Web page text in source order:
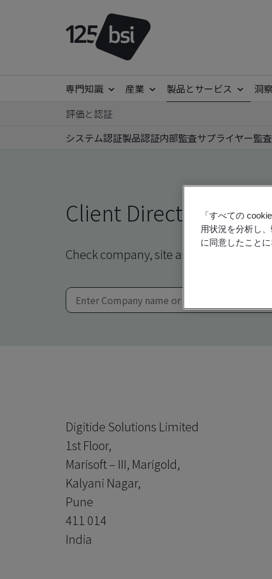
専門知識 産業 製品とサービス 洞
評価と認証
システム認証製品認証内部監査サプライヤー監査
Client Directory
Check company, site and product
Digitide Solutions Limited
1st Floor,
Marisoft – III, Marigold,
Kalyani Nagar,
Pune
411 014
India
「すべての
用状況を分析し
に同意したことに